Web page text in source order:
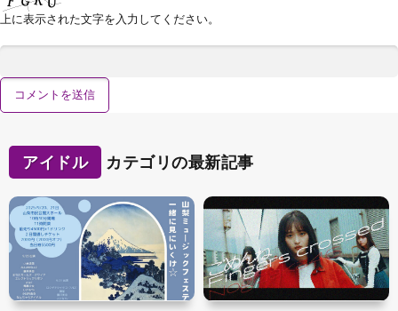
上に表示された文字を入力してください。
アイドル カテゴリの最新記事